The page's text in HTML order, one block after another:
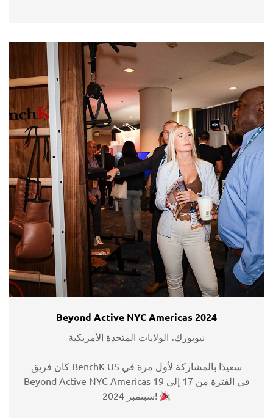
Beyond Active NYC Americas 2024
نيويورك، الولايات المتحدة الأمريكية
كان فريق BenchK US سعيدًا بالمشاركة لأول مرة في
Beyond Active NYC Americas في الفترة من 17 إلى 19
سبتمبر 2024!